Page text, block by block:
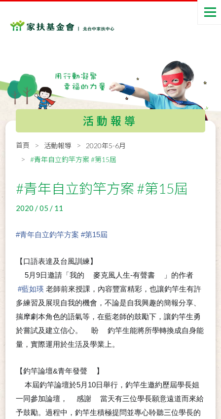
活動報導
首頁 活動報導
2020年5-6月
#青年自立釣竿方案 #第15屆
#青年自立釣竿方案 #第15屆
2020 / 05 / 11
#青年自立釣竿方案 #第15屆
【口語表達及台風訓練】
5月9日邀請「我的 麥克風人生-有聲書 」的作者
#藍如瑛 老師前來授課，內容豐富精彩，也讓釣竿生有許
多練習及展現自我的機會，不論是自我興趣的簡報分享、
揣摩劇本角色的語氣等，在藍老師的鼓勵下，讓釣竿生勇
於嘗試及建立信心。
盼
釣竿生能將所學轉換成自身能
量，實際運用於生活及學業上。
【釣竿論壇&青年發聲
】
本屆釣竿論壇於5月10日舉行，釣竿生邀約歷屆學長姐
一同參加論壇，
感謝
當天有三位學長願意遠道而來給
予鼓勵。過程中，釣竿生積極提問並專心聆聽三位學長的